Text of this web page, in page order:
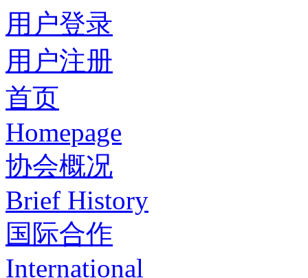
用户登录
用户注册
首页
Homepage
协会概况
Brief History
国际合作
International